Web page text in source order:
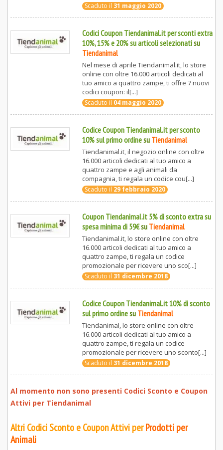
Scaduto il 31 maggio 2020
Codici Coupon Tiendanimal.it per sconti extra
10%, 15% e 20% su articoli selezionatisu
Tiendanimal
Nel mese di aprile Tiendanimal.it, lo store
online con oltre 16.000 articoli dedicati al
tuo amico a quattro zampe, ti offre 7 nuovi
codici coupon: il[...]
Scaduto il 04 maggio 2020
Codice Coupon Tiendanimal.it per sconto
10% sul primo ordinesu Tiendanimal
Tiendanimal.it, il negozio online con oltre
16.000 articoli dedicati al tuo amico a
quattro zampe e agli animali da
compagnia, ti regala un codice cou[...]
Scaduto il 29 febbraio 2020
Coupon Tiendanimal.it 5% di sconto extra su
spesa minima di 59€su Tiendanimal
Tiendanimal.it, lo store online con oltre
16.000 articoli dedicati al tuo amico a
quattro zampe, ti regala un codice
promozionale per ricevere uno sco[...]
Scaduto il 31 dicembre 2018
Codice Coupon Tiendanimal.it 10% di sconto
sul primo ordinesu Tiendanimal
Tiendanimal, lo store online con oltre
16.000 articoli dedicati al tuo amico a
quattro zampe, ti regala un codice
promozionale per ricevere uno sconto[...]
Scaduto il 31 dicembre 2018
Al momento non sono presenti Codici Sconto e Coupon
Attivi per Tiendanimal
Altri Codici Sconto e Coupon Attivi perProdotti per
Animali